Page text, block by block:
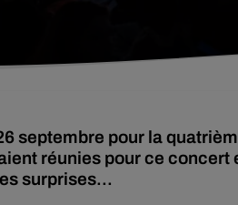
septembre pour la
réunies pour ce
surprises...